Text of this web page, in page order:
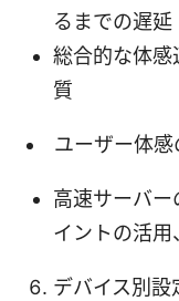
るまでの遅延
総合的な体感
質
ユーザー体感
高速サーバ
イントの活用
デバイス別設